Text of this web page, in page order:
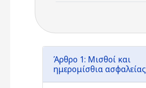
Άρθρο 1: Μισθοί και
ημερομίσθια ασφαλείας